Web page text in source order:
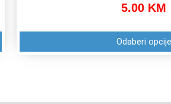
5.00 KM
Odaberi opcije